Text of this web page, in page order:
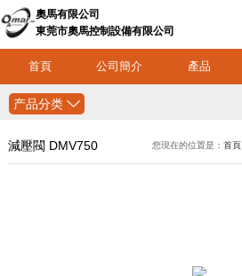
奧馬有限公司
東莞市奧馬控制設備有限公司
首頁 公司簡介 產品
产品分类
減壓閥 DMV750 您現在的位置是：首頁